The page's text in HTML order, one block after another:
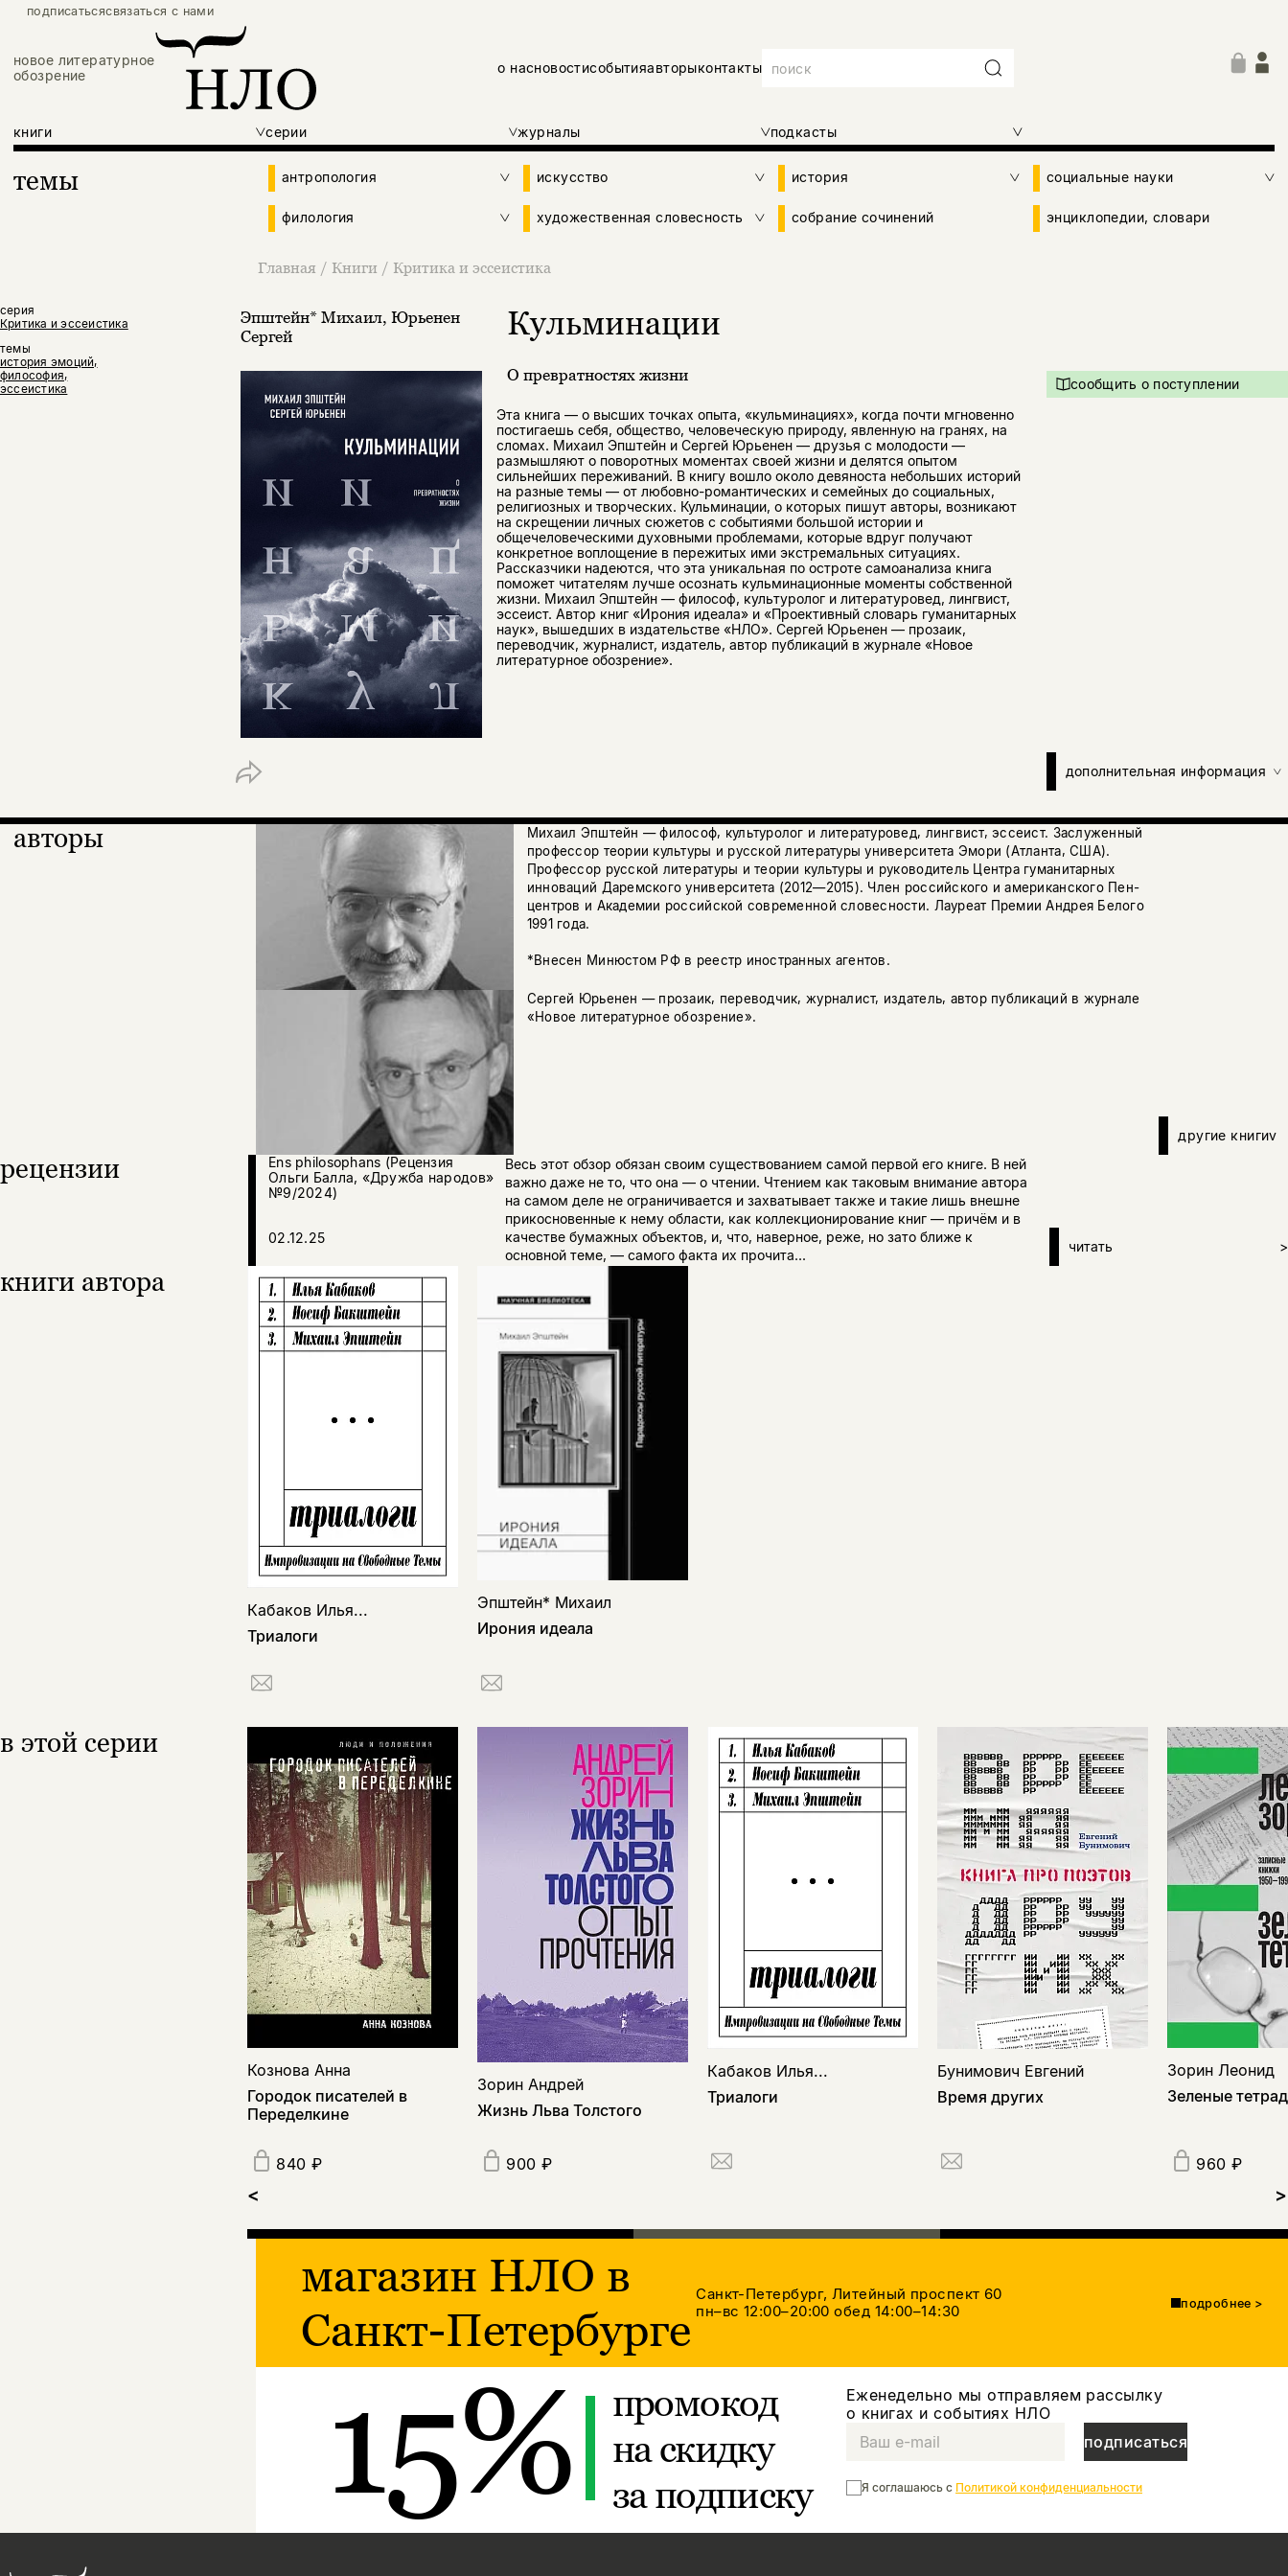
подписатьсясвязаться с нами
новое литературное
обозрение
о насновостисобытияавторыконтакты
книги серии журналы подкасты
темы антропология искусство история социальные науки
филология художественная словесность собрание сочинений энциклопедии, словари
Главная / Книги / Критика и эссеистика
серия
Критика и эссеистика
темы
история эмоций,
философия,
эссеистика
Эпштейн* Михаил, Юрьенен
Сергей
Кульминации
О превратностях жизни
Эта книга — о высших точках опыта, «кульминациях», когда почти мгновенно
постигаешь себя, общество, человеческую природу, явленную на гранях, на
сломах. Михаил Эпштейн и Сергей Юрьенен — друзья с молодости —
размышляют о поворотных моментах своей жизни и делятся опытом
сильнейших переживаний. В книгу вошло около девяноста небольших историй
на разные темы — от любовно-романтических и семейных до социальных,
религиозных и творческих. Кульминации, о которых пишут авторы, возникают
на скрещении личных сюжетов с событиями большой истории и
общечеловеческими духовными проблемами, которые вдруг получают
конкретное воплощение в пережитых ими экстремальных ситуациях.
Рассказчики надеются, что эта уникальная по остроте самоанализа книга
поможет читателям лучше осознать кульминационные моменты собственной
жизни. Михаил Эпштейн — философ, культуролог и литературовед, лингвист,
эссеист. Автор книг «Ирония идеала» и «Проективный словарь гуманитарных
наук», вышедших в издательстве «НЛО». Сергей Юрьенен — прозаик,
переводчик, журналист, издатель, автор публикаций в журнале «Новое
литературное обозрение».
сообщить о поступлении
дополнительная информация
авторы
Михаил Эпштейн — философ, культуролог и литературовед, лингвист, эссеист. Заслуженный
профессор теории культуры и русской литературы университета Эмори (Атланта, США).
Профессор русской литературы и теории культуры и руководитель Центра гуманитарных
инноваций Даремского университета (2012—2015). Член российского и американского Пен-
центров и Академии российской современной словесности. Лауреат Премии Андрея Белого
1991 года.
*Внесен Минюстом РФ в реестр иностранных агентов.
Сергей Юрьенен — прозаик, переводчик, журналист, издатель, автор публикаций в журнале
«Новое литературное обозрение».
другие книгиv
рецензии
Ens philosophans (Рецензия
Ольги Балла, «Дружба народов»
№9/2024)
02.12.25
Весь этот обзор обязан своим существованием самой первой его книге. В ней
важно даже не то, что она — о чтении. Чтением как таковым внимание автора
на самом деле не ограничивается и захватывает также и такие лишь внешне
прикосновенные к нему области, как коллекционирование книг — причём и в
качестве бумажных объектов, и, что, наверное, реже, но зато ближе к
основной теме, — самого факта их прочита...
читать >
книги автора
Кабаков Илья...
Триалоги
Эпштейн* Михаил
Ирония идеала
в этой серии
Кознова Анна
Городок писателей в
Переделкине
840 ₽
Зорин Андрей
Жизнь Льва Толстого
900 ₽
Кабаков Илья...
Триалоги
Бунимович Евгений
Время других
Зорин Леонид
Зеленые
960 ₽
< >
магазин НЛО в
Санкт-Петербурге
Санкт-Петербург, Литейный проспект 60
пн–вс 12:00–20:00обед 14:00–14:30 подробнее >
15%
промокод
на скидку
за подписку
Еженедельно мы отправляем рассылку
о книгах и событиях НЛО
подписаться
Я соглашаюсь с Политикой конфиденциальности